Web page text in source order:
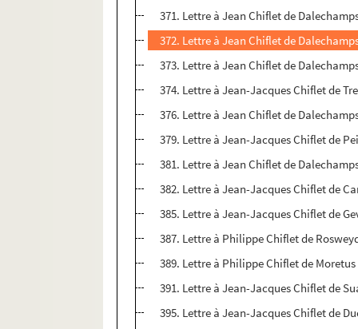
371. Lettre à Jean Chiflet de
372. Lettre à Jean Chiflet de
373. Lettre à Jean Chiflet de
374. Lettre à Jean-Jacques Chiflet de
376. Lettre à Jean Chiflet de
379. Lettre à Jean-Jacques Chiflet de
381. Lettre à Jean Chiflet de
382. Lettre à Jean-Jacques Chiflet de
385. Lettre à Jean-Jacques Chiflet de
387. Lettre à Philippe Chiflet de
389. Lettre à Philippe Chiflet de
391. Lettre à Jean-Jacques Chiflet de
395. Lettre à Jean-Jacques Chiflet de